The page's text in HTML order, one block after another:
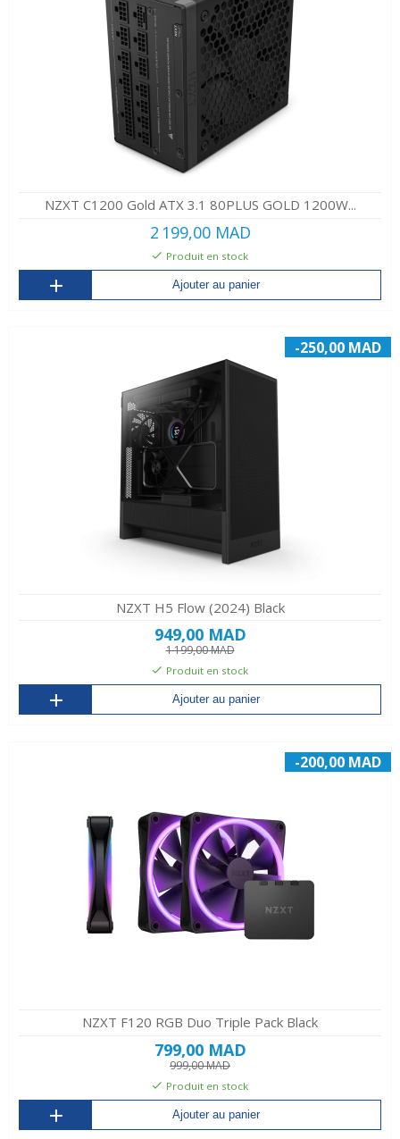
NZXT C1200 Gold ATX 3.1 80PLUS GOLD 1200W...
2 199,00 MAD
Produit en stock
Ajouter au panier
-250,00 MAD
NZXT H5 Flow (2024) Black
949,00 MAD
1 199,00 MAD
Produit en stock
Ajouter au panier
-200,00 MAD
NZXT F120 RGB Duo Triple Pack Black
799,00 MAD
999,00 MAD
Produit en stock
Ajouter au panier